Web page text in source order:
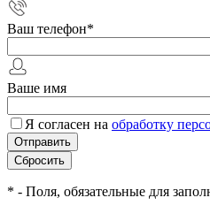
Ваш телефон*
Ваше имя
Я согласен на обработку
* - Поля, обязательные для